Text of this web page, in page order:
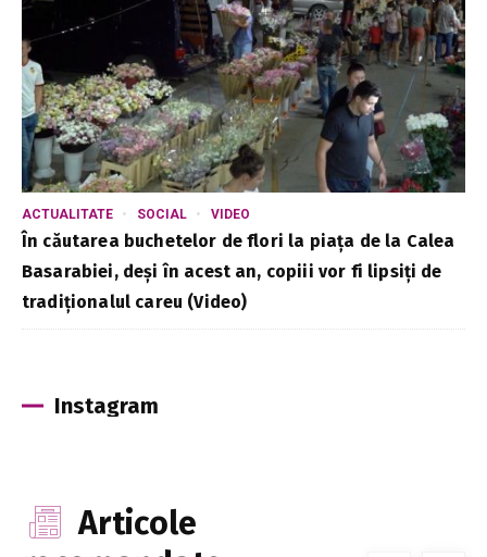
ACTUALITATE SOCIAL VIDEO
În căutarea buchetelor de flori la piața de la Calea
Basarabiei, deși în acest an, copiii vor fi lipsiți de
tradiționalul careu (Video)
Instagram
Articole